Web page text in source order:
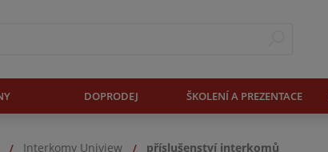
DOPRODEJ ŠKOLENÍ A PREZENTACE
Interkomy Uniview příslušenství interkomů